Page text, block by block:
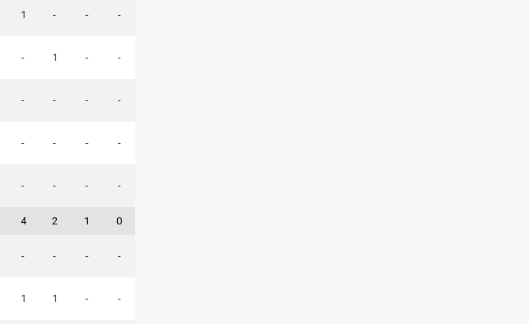
1 - - -
- 1 - -
- - - -
- - - -
- - - -
4 2 1 0
- - - -
1 1 - -